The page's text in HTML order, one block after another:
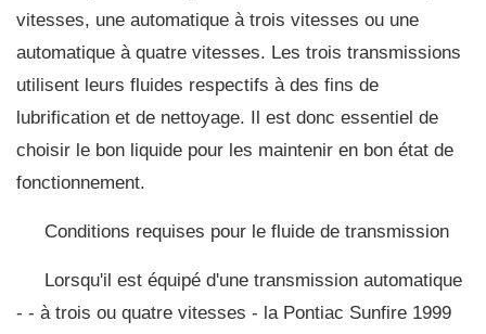
vitesses, une automatique à trois vitesses ou une
automatique à quatre vitesses. Les trois transmissions
utilisent leurs fluides respectifs à des fins de
lubrification et de nettoyage. Il est donc essentiel de
choisir le bon liquide pour les maintenir en bon état de
fonctionnement.
Conditions requises pour le fluide de transmission
Lorsqu'il est équipé d'une transmission automatique
- - à trois ou quatre vitesses - la Pontiac Sunfire 1999